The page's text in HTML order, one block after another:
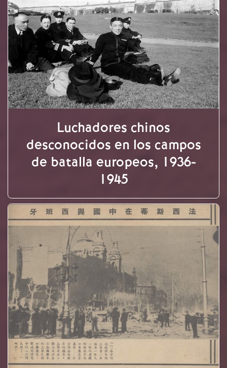
Luchadores chinos
desconocidos en los campos
de batalla europeos, 1936-
1945